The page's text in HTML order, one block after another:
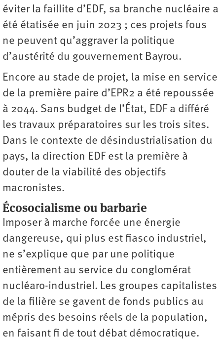
éviter la faillite d’EDF, sa branche nucléaire a
été étatisée en juin 2023 ; ces projets fous
ne peuvent qu’aggraver la politique
d’austérité du gouvernement Bayrou.
Encore au stade de projet, la mise en service
de la première paire d’EPR2 a été repoussée
à 2044. Sans budget de l’État, EDF a différé
les travaux préparatoires sur les trois sites.
Dans le contexte de désindustrialisation du
pays, la direction EDF est la première à
douter de la viabilité des objectifs
macronistes.
Écosocialisme ou barbarie
Imposer à marche forcée une énergie
dangereuse, qui plus est fiasco industriel,
ne s’explique que par une politique
entièrement au service du conglomérat
nucléaro-industriel. Les groupes capitalistes
de la filière se gavent de fonds publics au
mépris des besoins réels de la population,
en faisant fi de tout débat démocratique.